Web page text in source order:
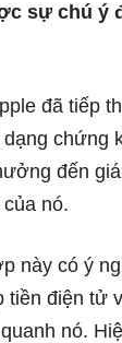
sự chú ý
đã tiếp
chứng
đến
nó.
này có ý
tiền điện tử
nó.